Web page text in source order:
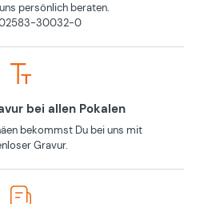
persönlich beraten.
02583-30032-0
bei allen Pokalen
bekommst Du bei uns mit
Gravur.